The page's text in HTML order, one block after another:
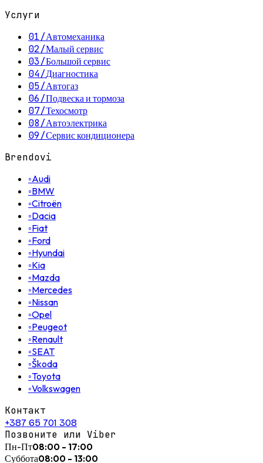
Услуги
01/Автомеханика
02/Малый сервис
03/Большой сервис
04/Диагностика
05/Автогаз
06/Подвеска и тормоза
07/Техосмотр
08/Автоэлектрика
09/Сервис кондиционера
Brendovi
◦Audi
◦BMW
◦Citroën
◦Dacia
◦Fiat
◦Ford
◦Hyundai
◦Kia
◦Mazda
◦Mercedes
◦Nissan
◦Opel
◦Peugeot
◦Renault
◦SEAT
◦Škoda
◦Toyota
◦Volkswagen
Контакт
+387 65 701 308
Позвоните или Viber
Пн-Пт08:00 - 17:00
Суббота08:00 - 13:00